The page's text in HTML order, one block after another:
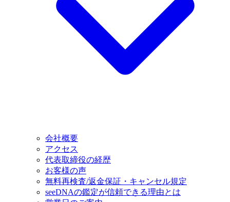
会社概要
アクセス
代表取締役の経歴
お客様の声
無料再検査/返金保証・キャンセル規定
seeDNAの鑑定が信頼できる理由とは